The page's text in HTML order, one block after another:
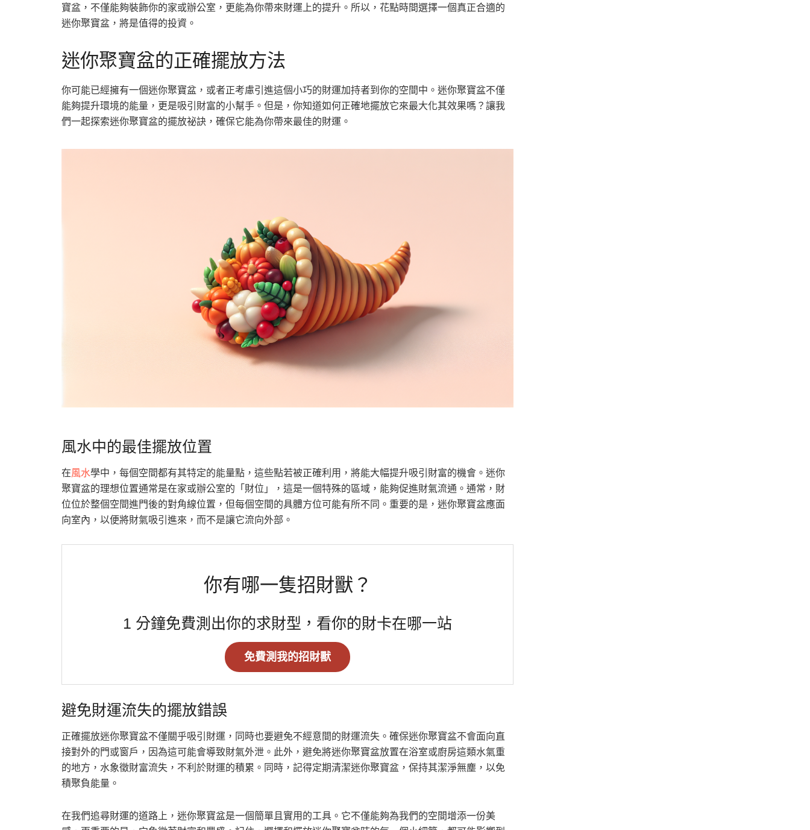
寶盆，不僅能夠裝飾你的家或辦公室，更能為你帶來財運上的提升。所以，花點時間選擇一個真正合適的
迷你聚寶盆，將是值得的投資。
迷你聚寶盆的正確擺放方法
你可能已經擁有一個迷你聚寶盆，或者正考慮引進這個小巧的財運加持者到你的空間中。迷你聚寶盆不僅
能夠提升環境的能量，更是吸引財富的小幫手。但是，你知道如何正確地擺放它來最大化其效果嗎？讓我
們一起探索迷你聚寶盆的擺放祕訣，確保它能為你帶來最佳的財運。
風水中的最佳擺放位置
在風水學中，每個空間都有其特定的能量點，這些點若被正確利用，將能大幅提升吸引財富的機會。迷你
聚寶盆的理想位置通常是在家或辦公室的「財位」，這是一個特殊的區域，能夠促進財氣流通。通常，財
位位於整個空間進門後的對角線位置，但每個空間的具體方位可能有所不同。重要的是，迷你聚寶盆應面
向室內，以便將財氣吸引進來，而不是讓它流向外部。
你有哪一隻招財獸？
1 分鐘免費測出你的求財型，看你的財卡在哪一站
免費測我的招財獸
避免財運流失的擺放錯誤
正確擺放迷你聚寶盆不僅關乎吸引財運，同時也要避免不經意間的財運流失。確保迷你聚寶盆不會面向直
接對外的門或窗戶，因為這可能會導致財氣外泄。此外，避免將迷你聚寶盆放置在浴室或廚房這類水氣重
的地方，水象徵財富流失，不利於財運的積累。同時，記得定期清潔迷你聚寶盆，保持其潔淨無塵，以免
積聚負能量。
在我們追尋財運的道路上，迷你聚寶盆是一個簡單且實用的工具。它不僅能夠為我們的空間增添一份美